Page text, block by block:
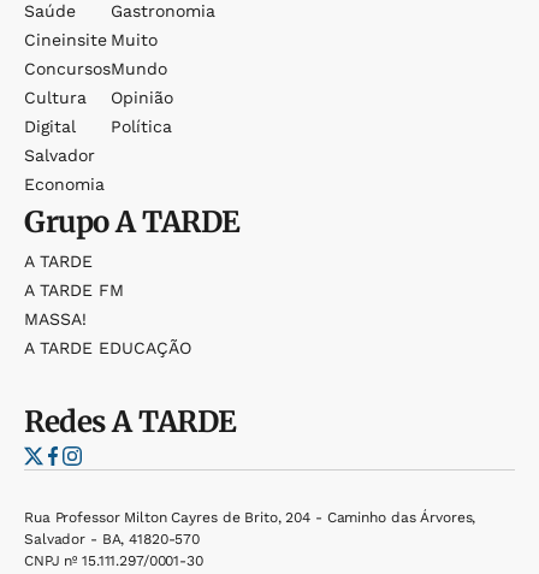
Saúde
Cineinsite
Concursos
Cultura
Digital
Salvador
Economia
Gastronomia
Muito
Mundo
Opinião
Política
GrupoA TARDE
A TARDE
A TARDE FM
MASSA!
A TARDE EDUCAÇÃO
RedesA TARDE
Rua Professor Milton Cayres de Brito, 204 - Caminho das Árvores,
Salvador - BA, 41820-570
CNPJ nº 15.111.297/0001-30